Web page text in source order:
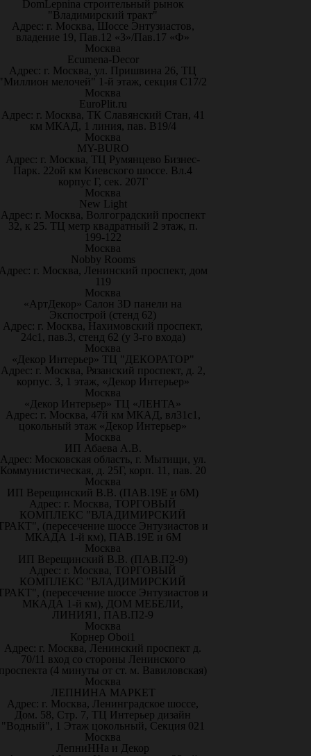
DomLepnina строительный рынок
"Владимирский тракт"
Адрес: г. Москва, Шоссе Энтузиастов,
владение 19, Пав.12 «З»/Пав.17 «Ф»
Москва
Ecumena-Decor
Адрес: г. Москва, ул. Пришвина 26, ТЦ
мелочей" 1-й этаж, секция С17/2
Москва
EuroPlit.ru
Адрес: г. Москва, ТК Славянский Стан, 41
км МКАД, 1 линия, пав. В19/4
Москва
MY-BURO
Адрес: г. Москва, ТЦ Румянцево Бизнес-
Парк. 22ой км Киевского шоссе. Вл.4
корпус Г, сек. 207Г
Москва
New Light
Адрес: г. Москва, Волгоградский проспект
32, к 25. ТЦ метр квадратный 2 этаж, п.
199-122
Москва
Nobby Rooms
г. Москва, Ленинский проспект, дом
119
Москва
«АртДекор» Салон 3D панели на
Экспострой (стенд 62)
Адрес: г. Москва, Нахимовский проспект,
24с1, пав.3, стенд 62 (у 3-го входа)
Москва
«Декор Интерьер» ТЦ "ДЕКОРАТОР"
Адрес: г. Москва, Рязанский проспект, д. 2,
корпус. 3, 1 этаж, «Декор Интерьер»
Москва
«Декор Интерьер» ТЦ «ЛЕНТА»
Адрес: г. Москва, 47й км МКАД, вл31с1,
цокольный этаж «Декор Интерьер»
Москва
ИП Абаева А.В.
Адрес: Московская область, г. Мытищи, ул.
Коммунистическая, д. 25Г, корп. 11, пав. 20
Москва
ИП Верещинский В.В. (ПАВ.19Е и 6М)
Адрес: г. Москва, ТОРГОВЫЙ
КОМПЛЕКС "ВЛАДИМИРСКИЙ
(пересечение шоссе Энтузиастов и
МКАДА 1-й км), ПАВ.19Е и 6М
Москва
ИП Верещинский В.В. (ПАВ.П2-9)
Адрес: г. Москва, ТОРГОВЫЙ
КОМПЛЕКС "ВЛАДИМИРСКИЙ
(пересечение шоссе Энтузиастов и
МКАДА 1-й км), ДОМ МЕБЕЛИ,
ЛИНИЯ1, ПАВ.П2-9
Москва
Корнер Oboi1
Адрес: г. Москва, Ленинский проспект д.
70/11 вход со стороны Ленинского
(4 минуты от ст. м. Вавиловская)
Москва
ЛЕПНИНА МАРКЕТ
Адрес: г. Москва, Ленинградское шоссе,
Дом. 58, Стр. 7, ТЦ Интерьер дизайн
"Водный", 1 Этаж цокольный, Секция 021
Москва
ЛепниННа и Декор